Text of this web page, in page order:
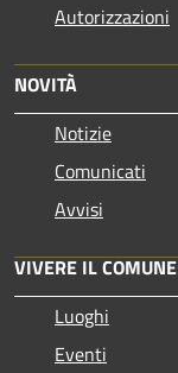
Autorizzazioni
NOVITÀ
Notizie
Comunicati
Avvisi
VIVERE IL COMUNE
Luoghi
Eventi